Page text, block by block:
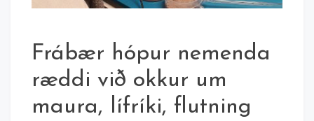
Frábær hópur nemenda
ræddi við okkur um
maura, lífríki, flutning